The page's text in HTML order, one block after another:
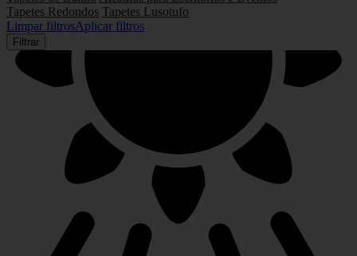
Tapetes Redondos Tapetes Lusotufo
Limpar filtrosAplicar filtros
Filtrar